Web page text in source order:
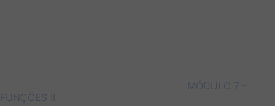
MÓDULO 7 –
FUNÇÕES II